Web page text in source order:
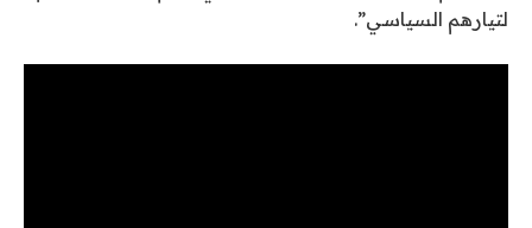
لتيارهم السياسي”.